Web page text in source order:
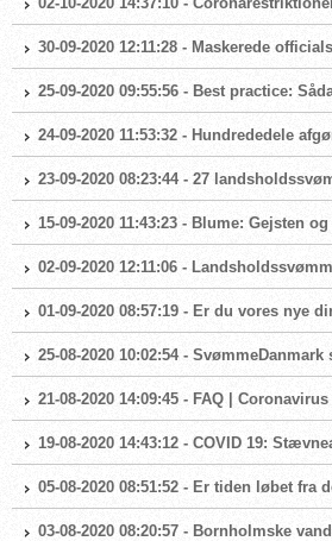
30-09-2020 12:11:28 - Maskerede
25-09-2020 09:55:56 - Best practice:
24-09-2020 11:53:32 - Hundrededele
23-09-2020 08:23:44 - 27
15-09-2020 11:43:23 - Blume: Gejsten
02-09-2020 12:11:06 -
01-09-2020 08:57:19 - Er du vores nye
25-08-2020 10:02:54 -
21-08-2020 14:09:45 - FAQ | Coronavirus
19-08-2020 14:43:12 - COVID 19:
05-08-2020 08:51:52 - Er tiden løbet fra
03-08-2020 08:20:57 - Bornholmske